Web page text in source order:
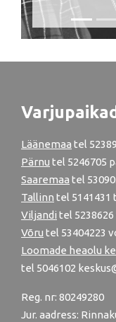
Läänemaa tel
Pärnu tel 5246705
Saaremaa tel
Tallinn tel 5141431
Viljandi tel 5238626
Võru tel 53404223
Loomade heaolu
tel 5046102
Reg. nr: 80249280
Jur. aadress: